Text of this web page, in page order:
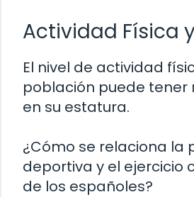
Actividad Física
El nivel de actividad
población puede tener
en su estatura.
¿Cómo se relaciona la
deportiva y el ejercicio
de los españoles?